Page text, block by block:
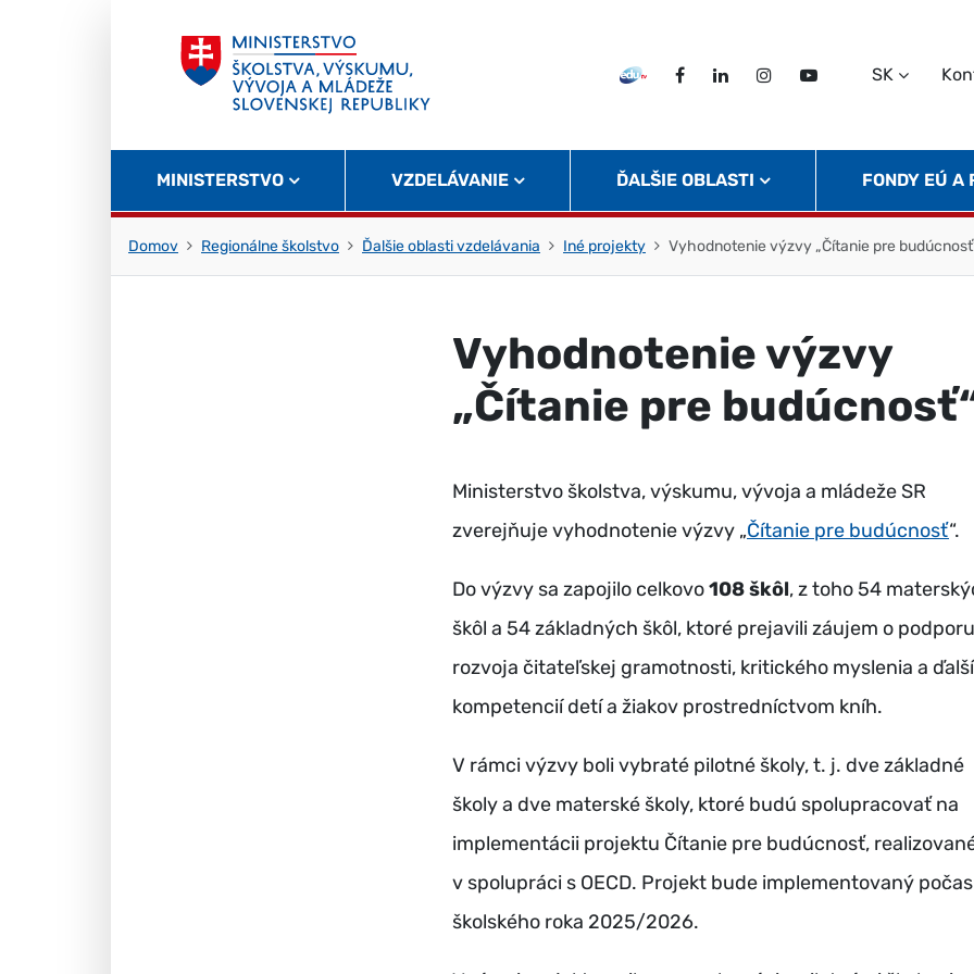
EDU TVFacebookLinkedInInstagram
Twitter
SK
MINISTERSTVO VZDELÁVANIE ĎALŠIE OBLASTI FONDY EÚ A
Domov Regionálne školstvo Ďalšie oblasti vzdelávania Iné projekty Vyhodnotenie výzvy „Čítanie pre
Vyhodnotenie výzvy
„Čítanie pre
Ministerstvo školstva, výskumu, vývoja a mládeže SR
zverejňuje vyhodnotenie výzvy „Čítanie pre budúcnosť“.
Do výzvy sa zapojilo celkovo108 škôl, z toho 54
škôl a 54 základných škôl, ktoré prejavili záujem o podporu
rozvoja čitateľskej gramotnosti, kritického myslenia a
kompetencií detí a žiakov prostredníctvom kníh.
V rámci výzvy boli vybraté pilotné školy, t. j. dve základné
školy a dve materské školy, ktoré budú spolupracovať na
implementácii projektu Čítanie pre budúcnosť,
v spolupráci s OECD. Projekt bude implementovaný počas
školského roka 2025/2026.